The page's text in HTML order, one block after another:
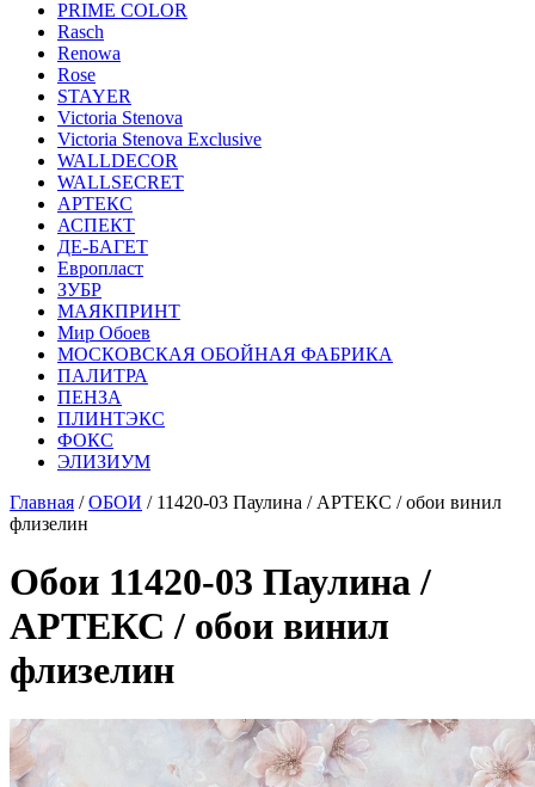
PRIME COLOR
Rasch
Renowa
Rose
STAYER
Victoria Stenova
Victoria Stenova Exclusive
WALLDECOR
WALLSECRET
АРТЕКС
АСПЕКТ
ДЕ-БАГЕТ
Европласт
ЗУБР
МАЯКПРИНТ
Мир Обоев
МОСКОВСКАЯ ОБОЙНАЯ ФАБРИКА
ПАЛИТРА
ПЕНЗА
ПЛИНТЭКС
ФОКС
ЭЛИЗИУМ
Главная /ОБОИ / 11420-03 Паулина / АРТЕКС / обои винил
флизелин
Обои 11420-03 Паулина /
АРТЕКС / обои винил
флизелин